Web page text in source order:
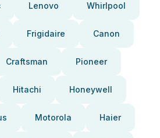
Lenovo Whirlpool
Frigidaire Canon
Craftsman Pioneer
Hitachi Honeywell
Motorola Haier